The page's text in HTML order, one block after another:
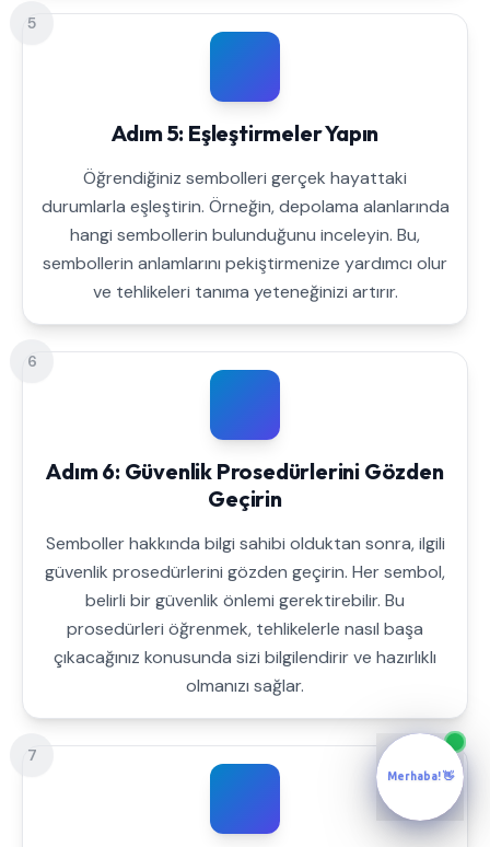
5
Adım 5: Eşleştirmeler Yapın
Öğrendiğiniz sembolleri gerçek hayattaki
durumlarla eşleştirin. Örneğin, depolama alanlarında
hangi sembollerin bulunduğunu inceleyin. Bu,
sembollerin anlamlarını pekiştirmenize yardımcı olur
ve tehlikeleri tanıma yeteneğinizi artırır.
6
Adım 6: Güvenlik Prosedürlerini Gözden
Geçirin
Semboller hakkında bilgi sahibi olduktan sonra, ilgili
güvenlik prosedürlerini gözden geçirin. Her sembol,
belirli bir güvenlik önlemi gerektirebilir. Bu
prosedürleri öğrenmek, tehlikelerle nasıl başa
çıkacağınız konusunda sizi bilgilendirir ve hazırlıklı
olmanızı sağlar.
7